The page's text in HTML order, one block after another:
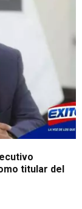
titular del